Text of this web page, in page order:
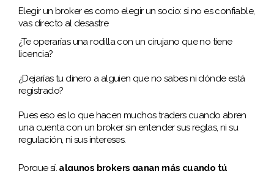
Elegir un broker es como elegir un socio: si no es confiable,
vas directo al desastre
¿Te operarías una rodilla con un cirujano que no tiene
licencia?
¿Dejarías tu dinero a alguien que no sabes ni dónde está
registrado?
Pues eso es lo que hacen muchos traders cuando abren
una cuenta con un broker sin entender sus reglas, ni su
regulación, ni sus intereses.
Porque sí, algunos brokers ganan más cuando tú